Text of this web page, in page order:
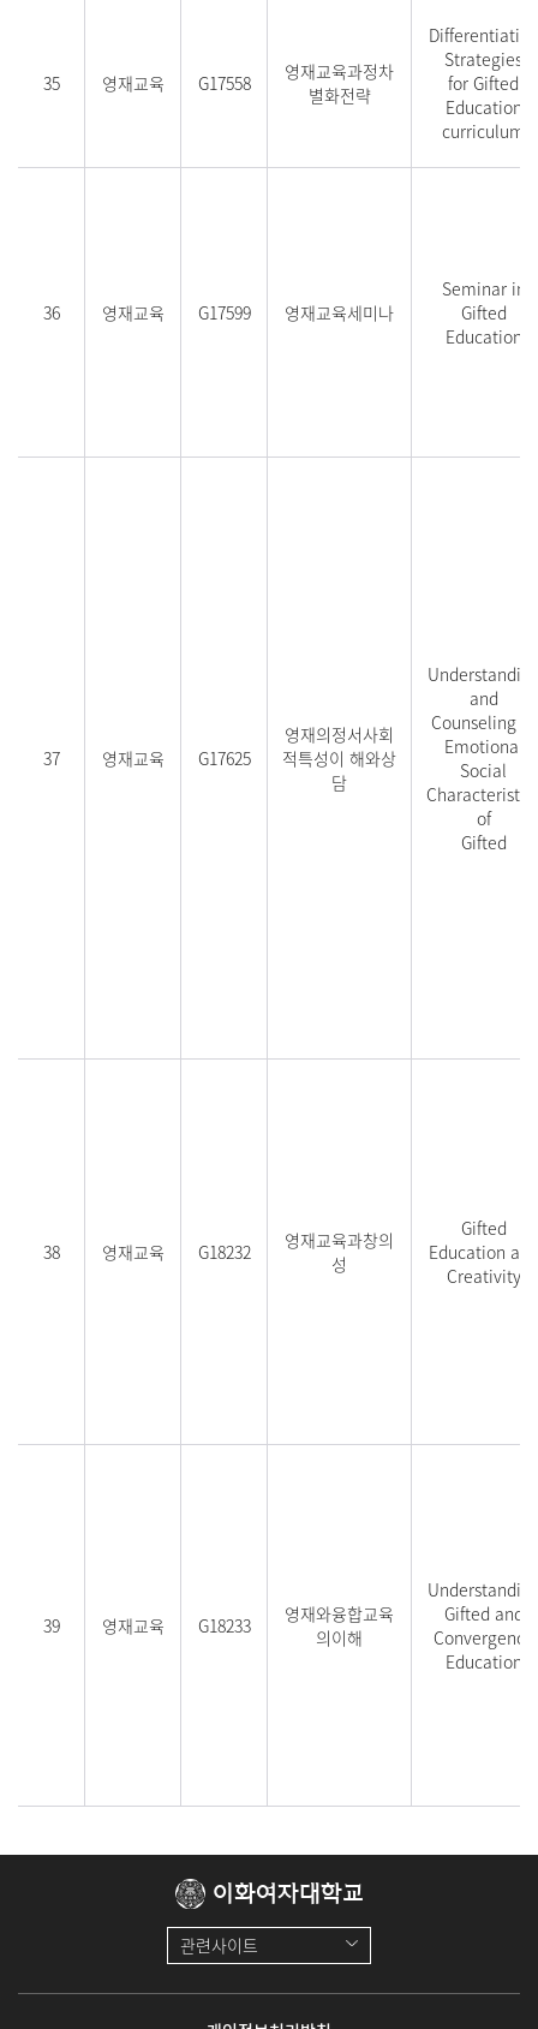
35 영재교육 G17558
영재교육과정차
별화전략
Differentiation
Strategies
for Gifted
Education
curriculum
36 영재교육 G17599 영재교육세미나
Seminar in
Gifted
Education
37 영재교육 G17625
영재의정서사회
적특성이 해와상
담
and
Counseling of
Emotional
Social
of
Gifted
38 영재교육 G18232
영재교육과창의
성
Gifted
Education and
Creativity
39 영재교육 G18233
영재와융합교육
의이해
Gifted and
Convergence
Education
이화여자대학교
관련사이트